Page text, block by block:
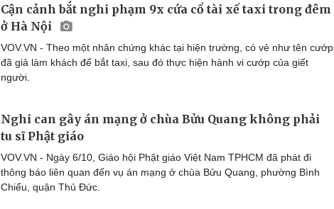
Cận cảnh bắt nghi phạm 9x cứa cổ tài xế taxi trong đêm
ở Hà Nội
VOV.VN - Theo một nhân chứng khác tại hiện trường, có vẻ như tên cướp
đã giả làm khách để bắt taxi, sau đó thực hiện hành vi cướp của giết
người.
Nghi can gây án mạng ở chùa Bửu Quang không phải
tu sĩ Phật giáo
VOV.VN - Ngày 6/10, Giáo hội Phật giáo Việt Nam TPHCM đã phát đi
thông báo liên quan đến vụ án mạng ở chùa Bửu Quang, phường Bình
Chiểu, quận Thủ Đức.